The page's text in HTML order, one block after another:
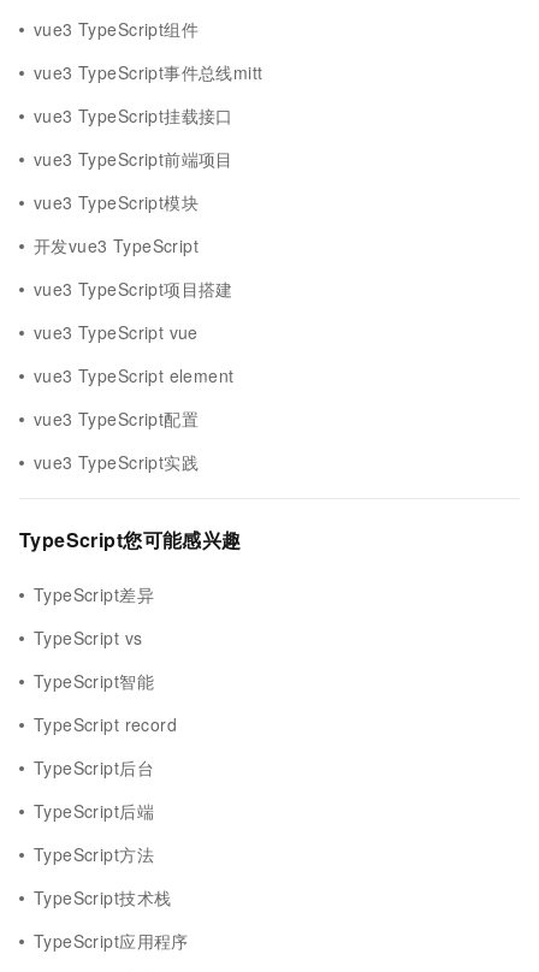
vue3 TypeScript组件
vue3 TypeScript事件总线mitt
vue3 TypeScript挂载接口
vue3 TypeScript前端项目
vue3 TypeScript模块
开发vue3 TypeScript
vue3 TypeScript项目搭建
vue3 TypeScript vue
vue3 TypeScript element
vue3 TypeScript配置
vue3 TypeScript实践
TypeScript您可能感兴趣
TypeScript差异
TypeScript vs
TypeScript智能
TypeScript record
TypeScript后台
TypeScript后端
TypeScript方法
TypeScript技术栈
TypeScript应用程序